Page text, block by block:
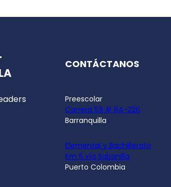
CONTÁCTANOS
Preescolar
Carrera 59 # 84-226
Barranquilla
Elemental y Bachillerato
Km 5 vía Sabanilla
Puerto Colombia